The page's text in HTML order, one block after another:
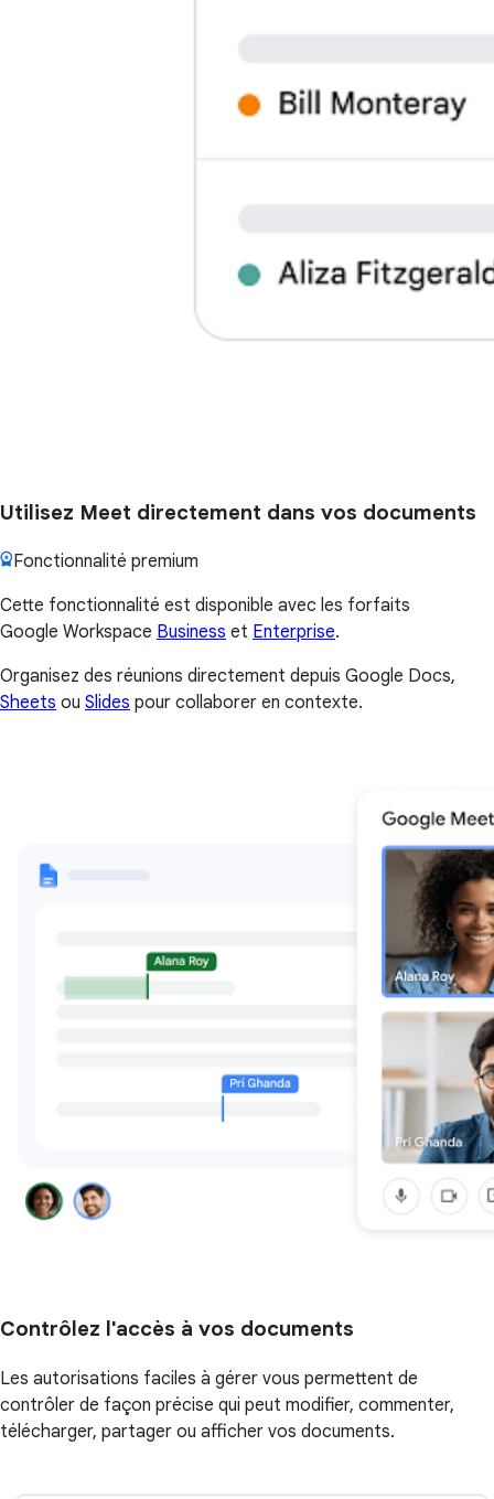
Utilisez Meet directement dans vos documents
Fonctionnalité premium
Cette fonctionnalité est disponible avec les forfaits
Google Workspace Business et Enterprise.
Organisez des réunions directement depuis Google Docs,
Sheets ou Slides pour collaborer en contexte.
Contrôlez l'accès à vos documents
Les autorisations faciles à gérer vous permettent de
contrôler de façon précise qui peut modifier, commenter,
télécharger, partager ou afficher vos documents.